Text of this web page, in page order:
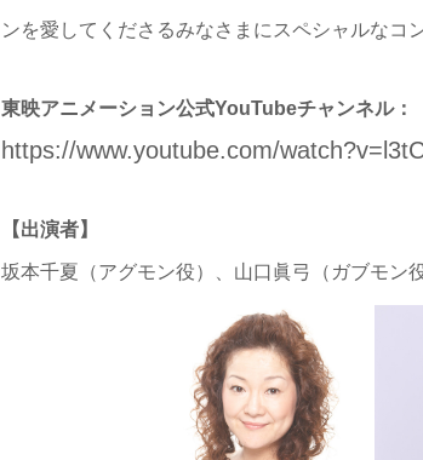
ンを愛してくださるみなさまにスペシャルなコ
東映アニメーション公式YouTubeチャンネル：
https://www.youtube.com/
【出演者】
坂本千夏（アグモン役）、山口眞弓（ガブモン